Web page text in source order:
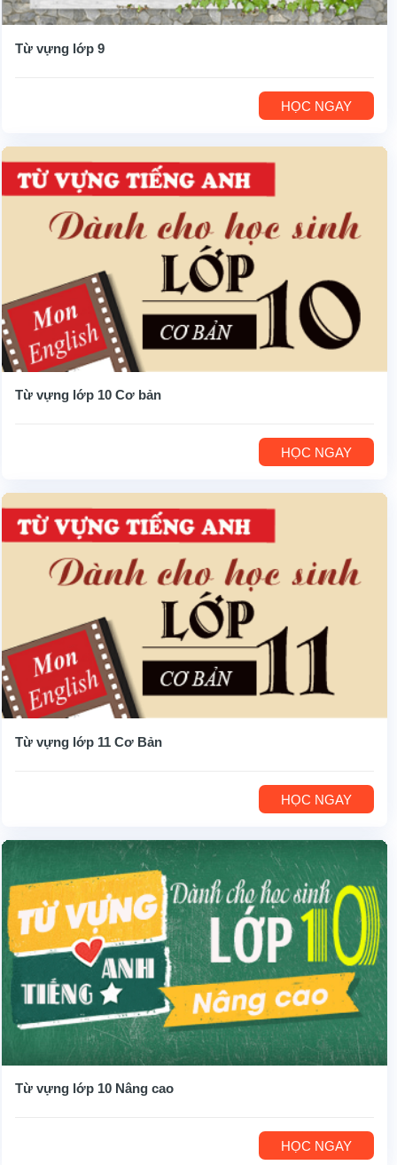
Từ vựng lớp 9
HỌC NGAY
Từ vựng lớp 10 Cơ bản
HỌC NGAY
Từ vựng lớp 11 Cơ Bản
HỌC NGAY
Từ vựng lớp 10 Nâng cao
HỌC NGAY